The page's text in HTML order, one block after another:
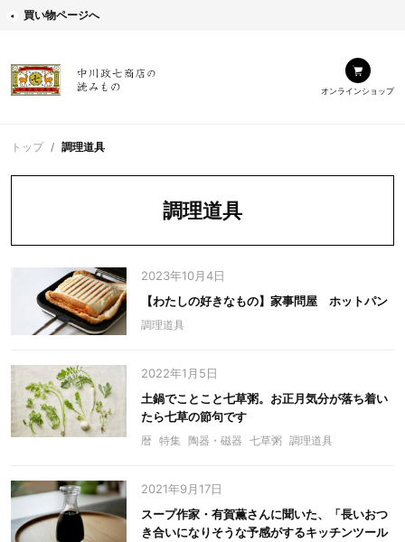
買い物ページへ
オンラインショップ
トップ 調理道具
調理道具
2023年10月4日
【わたしの好きなもの】家事問屋 ホットパン
調理道具
2022年1月5日
土鍋でことこと七草粥。お正月気分が落ち着い
たら七草の節句です
暦 特集 陶器・磁器 七草粥 調理道具
2021年9月17日
スープ作家・有賀薫さんに聞いた、「長いおつ
き合いになりそうな予感がするキッチンツール